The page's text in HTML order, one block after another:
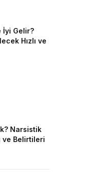
İyi Gelir?
Hızlı ve
Narsistik
ve Belirtileri